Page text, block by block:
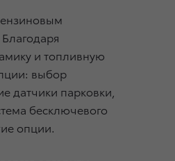
и топливную
выбор
датчики парковки,
бесключевого
опции.